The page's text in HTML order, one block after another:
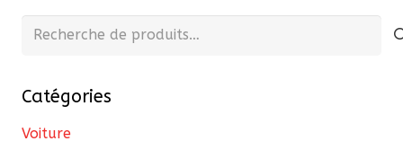
Recherche
Catégories
Voiture